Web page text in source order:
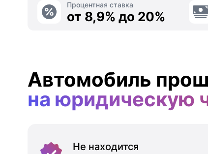
Процентная ставка
от 8,9% до 20%
Автомобиль
на юридическую
Не находится